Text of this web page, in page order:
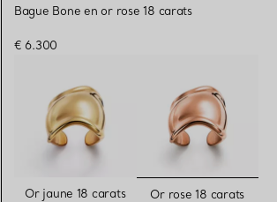
Bague Bone en or rose 18 carats
€ 6.300
Or jaune 18 carats sélectionnés
Or rose 18 carats